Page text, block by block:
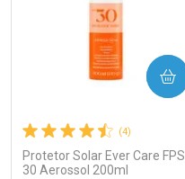
(4)
Protetor Solar Ever Care FPS
30 Aerossol 200ml
COMPRAR